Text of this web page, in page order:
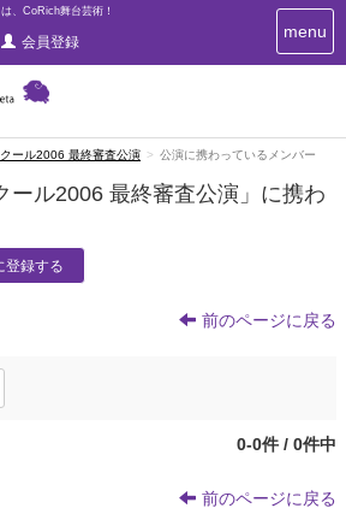
、CoRich舞台芸術！
会員登録
T
o
e
a
t
menu
ール2006 最終審査公演 公演に携わっているメンバー
ール2006 最終審査公演」に携わ
登録する
前のページに戻る
0-0件 / 0件中
前のページに戻る